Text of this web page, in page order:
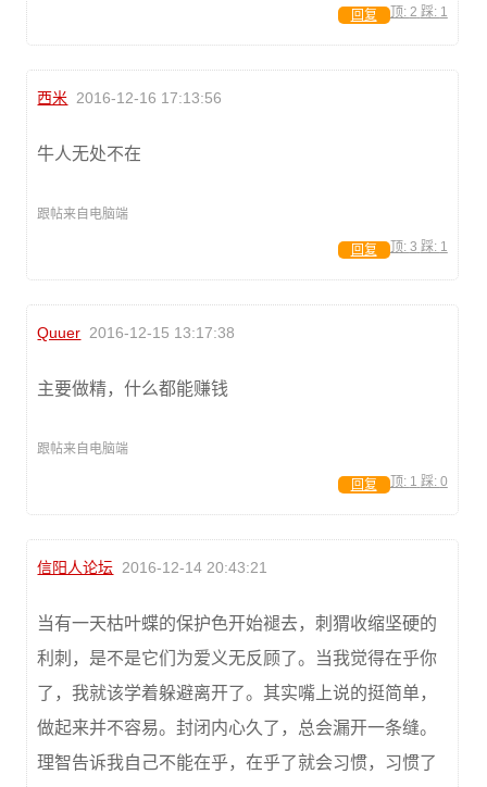
顶: 2 踩: 1
回复
西米 2016-12-16 17:13:56
牛人无处不在
跟帖来自电脑端
顶: 3 踩: 1
回复
Quuer 2016-12-15 13:17:38
主要做精，什么都能赚钱
跟帖来自电脑端
顶: 1 踩: 0
回复
信阳人论坛 2016-12-14 20:43:21
当有一天枯叶蝶的保护色开始褪去，刺猬收缩坚硬的
利刺，是不是它们为爱义无反顾了。当我觉得在乎你
了，我就该学着躲避离开了。其实嘴上说的挺简单，
做起来并不容易。封闭内心久了，总会漏开一条缝。
理智告诉我自己不能在乎，在乎了就会习惯，习惯了